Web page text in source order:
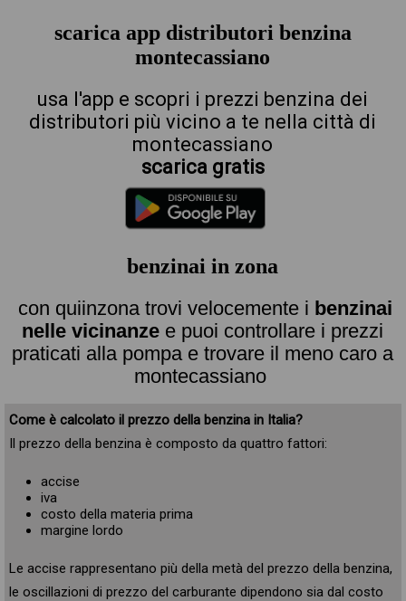
scarica app distributori benzina
montecassiano
usa l'app e scopri i prezzi benzina dei
distributori più vicino a te nella città di
montecassiano
scarica gratis
benzinai in zona
con quiinzona trovi velocemente i benzinai
nelle vicinanze e puoi controllare i prezzi
praticati alla pompa e trovare il meno caro a
montecassiano
Come è calcolato il prezzo della benzina in Italia?
Il prezzo della benzina è composto da quattro fattori:
accise
iva
costo della materia prima
margine lordo
Le accise rappresentano più della metà del prezzo della benzina,
le oscillazioni di prezzo del carburante dipendono sia dal costo